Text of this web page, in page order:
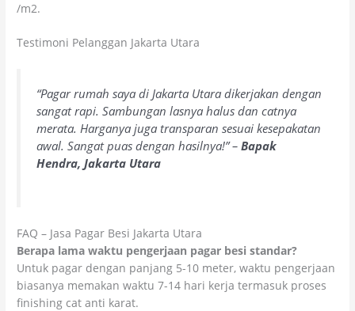
/m2.
Testimoni Pelanggan Jakarta Utara
“Pagar rumah saya di Jakarta Utara dikerjakan dengan
sangat rapi. Sambungan lasnya halus dan catnya
merata. Harganya juga transparan sesuai kesepakatan
awal. Sangat puas dengan hasilnya!” –Bapak
Hendra, Jakarta Utara
FAQ – Jasa Pagar Besi Jakarta Utara
Berapa lama waktu pengerjaan pagar besi standar?
Untuk pagar dengan panjang 5-10 meter, waktu pengerjaan
biasanya memakan waktu 7-14 hari kerja termasuk proses
finishing cat anti karat.